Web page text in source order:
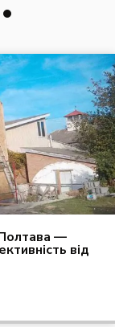
2
—
від